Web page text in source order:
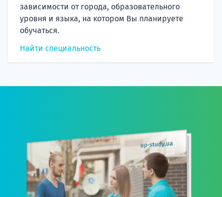
зависимости от города, образовательного
уровня и языка, на котором Вы планируете
обучаться.
Найти специальность